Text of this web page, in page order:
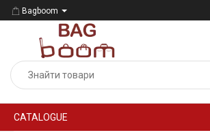
Bagboom
CATALOGUE